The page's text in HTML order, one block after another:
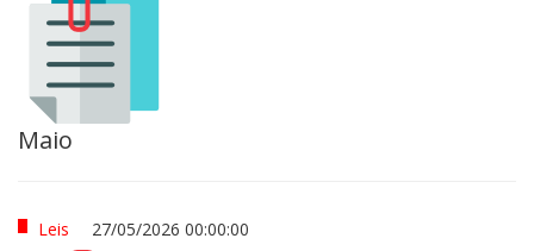
Maio
Leis 27/05/2026 00:00:00